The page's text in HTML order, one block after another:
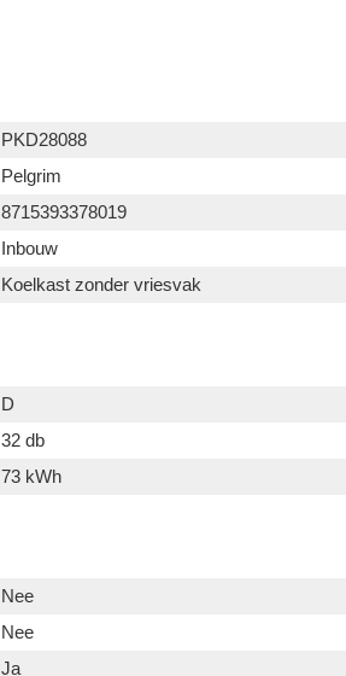
PKD28088
Pelgrim
8715393378019
Inbouw
Koelkast zonder vriesvak
D
32 db
73 kWh
Nee
Nee
Ja